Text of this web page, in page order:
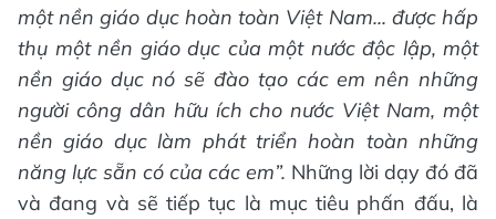
một nền giáo dục hoàn toàn Việt Nam... được hấp
thụ một nền giáo dục của một nước độc lập, một
nền giáo dục nó sẽ đào tạo các em nên những
người công dân hữu ích cho nước Việt Nam, một
nền giáo dục làm phát triển hoàn toàn những
năng lực sẵn có của các em”. Những lời dạy đó đã
và đang và sẽ tiếp tục là mục tiêu phấn đấu, là